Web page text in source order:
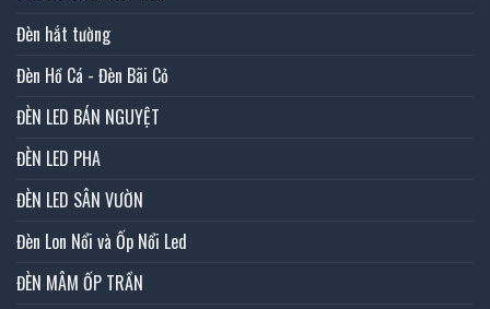
Đèn hắt tường
Đèn Hồ Cá - Đèn Bãi Cỏ
ĐÈN LED BÁN NGUYỆT
ĐÈN LED PHA
ĐÈN LED SÂN VƯỜN
Đèn Lon Nổi và Ốp Nổi Led
ĐÈN MÂM ỐP TRẦN